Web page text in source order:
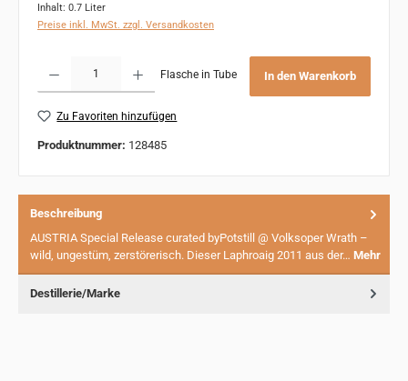
Inhalt: 0.7 Liter
Preise inkl. MwSt. zzgl. Versandkosten
Flasche in Tube In den Warenkorb
Zu Favoriten hinzufügen
Produktnummer: 128485
Beschreibung
AUSTRIA Special Release curated byPotstill @ Volksoper Wrath –
wild, ungestüm, zerstörerisch. Dieser Laphroaig 2011 aus der… Mehr
Destillerie/Marke